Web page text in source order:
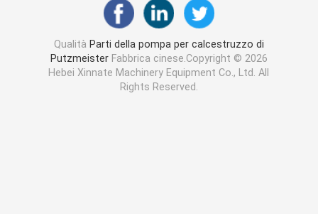
Qualità Parti della pompa per calcestruzzo di
PutzmeisterFabbrica cinese.Copyright © 2026
Hebei Xinnate Machinery Equipment Co., Ltd. All
Rights Reserved.